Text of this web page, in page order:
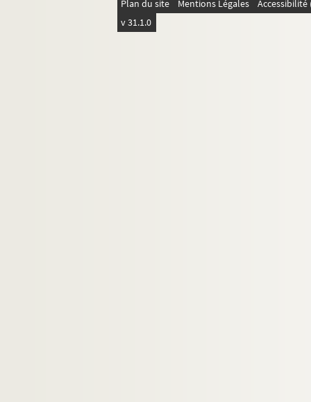
Plan du site Mentions Légales
v 31.1.0